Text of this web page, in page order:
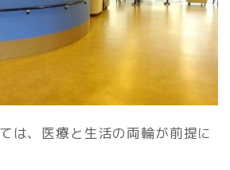
は、医療と生活の両輪が前提に